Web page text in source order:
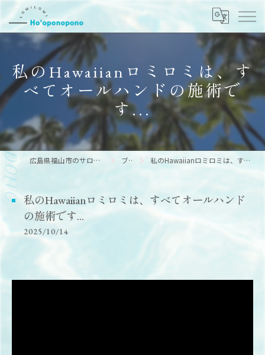
私のHawaiianロミロミは、す
べてオールハンドの施術で
す...
広島県福山市のサロンならHo’oponopono ブログ 私のHawaiianロミロミは、すべてオールハンドの施術です...
私のHawaiianロミロミは、すべてオールハンド
の施術です...
2025/10/14